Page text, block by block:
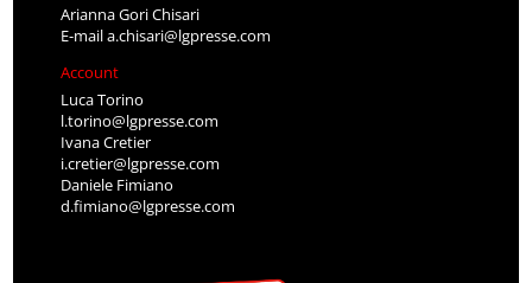
Arianna Gori Chisari
E-maila.chisari@lgpresse.com
Account
Luca Torino
l.torino@lgpresse.com
Ivana Cretier
i.cretier@lgpresse.com
Daniele Fimiano
d.fimiano@lgpresse.com